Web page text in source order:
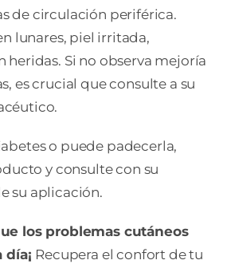
de circulación periférica.
lunares, piel irritada,
heridas. Si no observa mejoría
es crucial que consulte a su
o puede padecerla,
y consulte con su
su aplicación.
los problemas cutáneos
Recupera el confort de tu